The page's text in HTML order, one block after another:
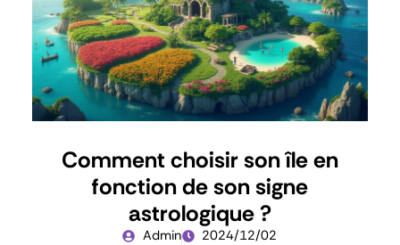
Comment choisir son île en
fonction de son signe
astrologique ?
Admin 2024/12/02